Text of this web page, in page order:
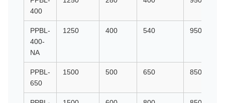
400
PPBL-
400-
NA
1250 400 540 950
PPBL-
650
1500 500 650 850